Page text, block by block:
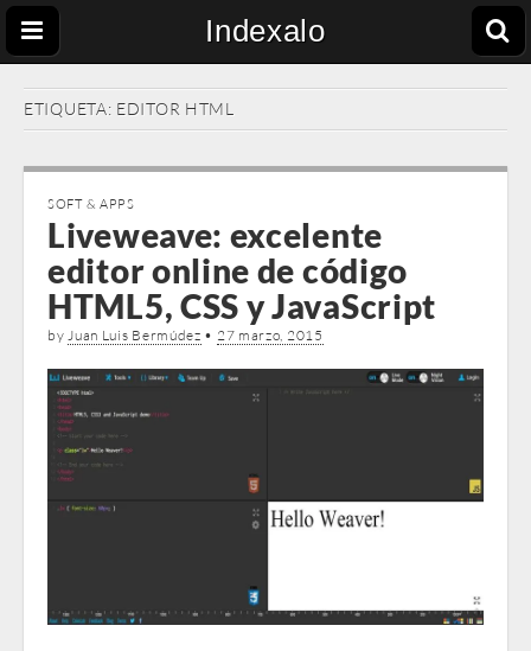
Indexalo
ETIQUETA: EDITOR HTML
SOFT & APPS
Liveweave: excelente
editor online de código
HTML5, CSS y JavaScript
byJuan Luis Bermúdez • 27 marzo, 2015